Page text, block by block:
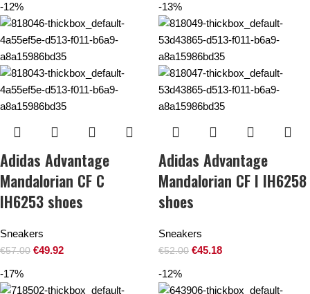
-12%
Adidas Advantage
Mandalorian CF C
IH6253 shoes
Sneakers
€57.00 €49.92
-13%
Adidas Advantage
Mandalorian CF I IH6258
shoes
Sneakers
€52.00 €45.18
-17%
-12%